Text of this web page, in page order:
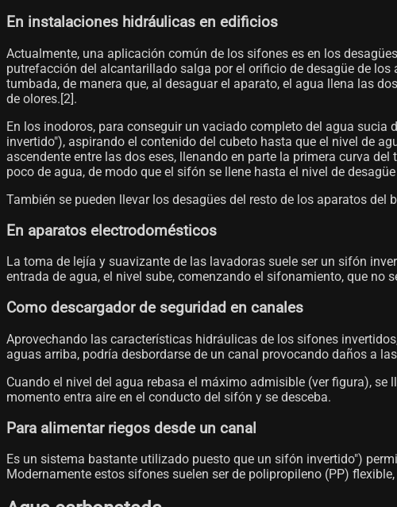
En instalaciones hidráulicas en edificios
Actualmente, una aplicación común de los sifones es en los
putrefacción del alcantarillado salga por el orificio de desagüe de
tumbada, de manera que, al desaguar el aparato, el agua llena las
de olores.[2]​.
En los inodoros, para conseguir un vaciado completo del agua
invertido"), aspirando el contenido del cubeto hasta que el nivel de
ascendente entre las dos eses, llenando en parte la primera curva
poco de agua, de modo que el sifón se llene hasta el nivel de
También se pueden llevar los desagües del resto de los aparatos
En aparatos electrodomésticos
La toma de lejía y suavizante de las lavadoras suele ser un sifón
entrada de agua, el nivel sube, comenzando el sifonamiento, que no
Como descargador de seguridad en canales
Aprovechando las características hidráulicas de los sifones
aguas arriba, podría desbordarse de un canal provocando daños a
Cuando el nivel del agua rebasa el máximo admisible (ver figura),
momento entra aire en el conducto del sifón y se desceba.
Para alimentar riegos desde un canal
Es un sistema bastante utilizado puesto que un sifón invertido")
Modernamente estos sifones suelen ser de polipropileno (PP)